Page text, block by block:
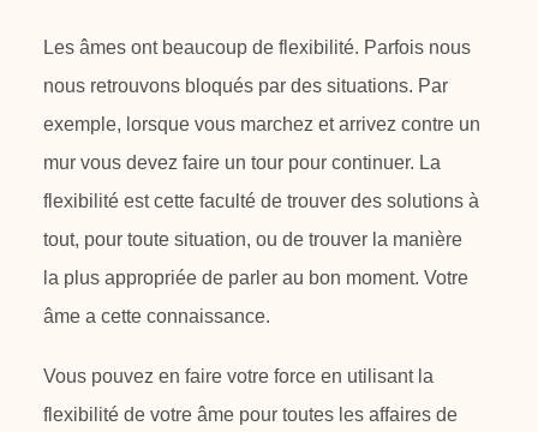
Les âmes ont beaucoup de flexibilité. Parfois nous
nous retrouvons bloqués par des situations. Par
exemple, lorsque vous marchez et arrivez contre un
mur vous devez faire un tour pour continuer. La
flexibilité est cette faculté de trouver des solutions à
tout, pour toute situation, ou de trouver la manière
la plus appropriée de parler au bon moment. Votre
âme a cette connaissance.
Vous pouvez en faire votre force en utilisant la
flexibilité de votre âme pour toutes les affaires de